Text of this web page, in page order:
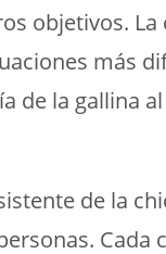
objetivos.
más
de la gallina
de la